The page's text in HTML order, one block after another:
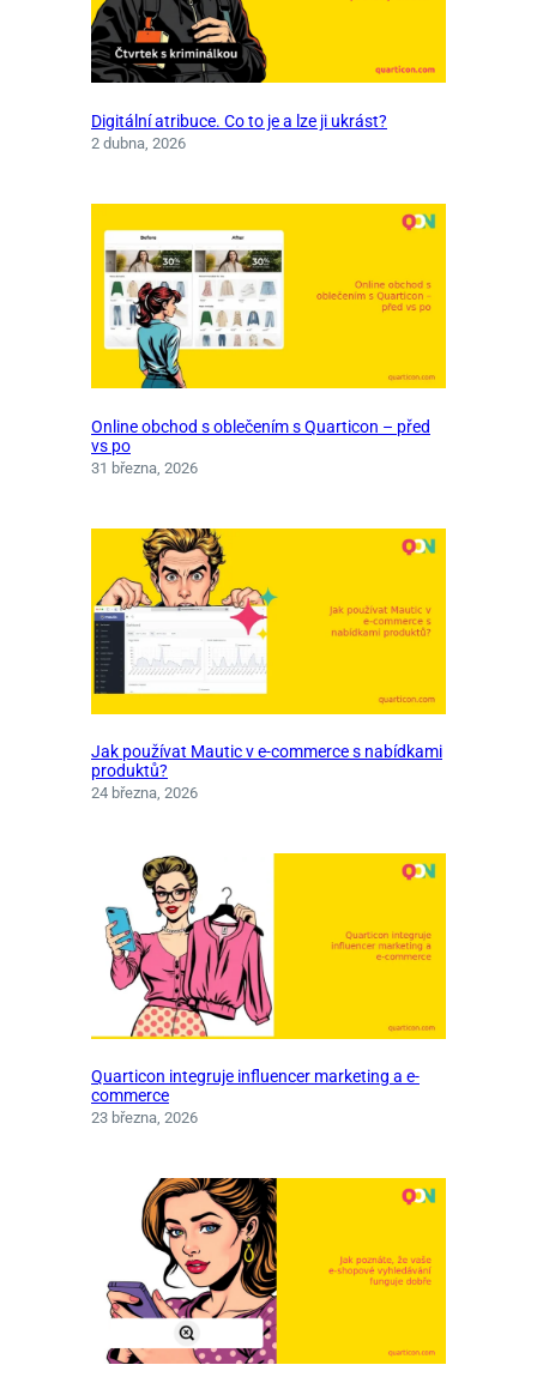
Digitální atribuce. Co to je a lze ji ukrást?
2 dubna, 2026
Online obchod s oblečením s Quarticon – před
vs po
31 března, 2026
Jak používat Mautic v e-commerce s nabídkami
produktů?
24 března, 2026
Quarticon integruje influencer marketing a e-
commerce
23 března, 2026